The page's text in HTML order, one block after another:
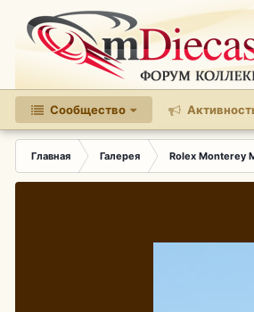
Сообщество
Главная Галерея Rolex Monterey